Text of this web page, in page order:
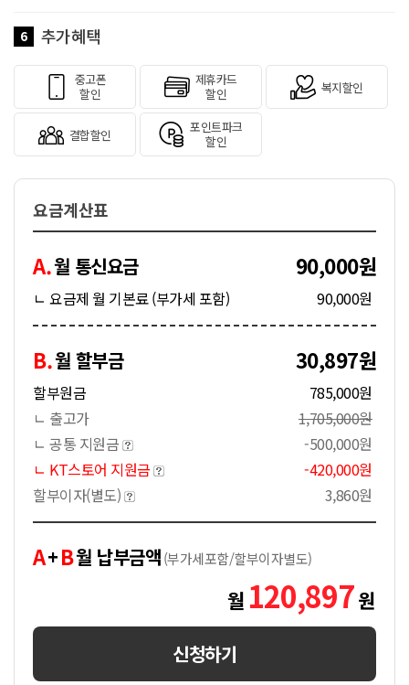
6 추가혜택
중고폰
할인
제휴카드
할인
복지할인
결합할인
포인트파크
할인
요금계산표
A.월 통신요금 90,000원
ㄴ 요금제 월 기본료 (부가세 포함) 90,000원
B.월 할부금 30,897원
할부원금
785,000원
ㄴ 출고가
1,705,000원
ㄴ 공통 지원금
-500,000원
ㄴ KT스토어 지원금
-420,000원
할부이자(별도)
3,860원
A+B월 납부금액(부가세포함/할부이자별도)
월 120,897원
신청하기